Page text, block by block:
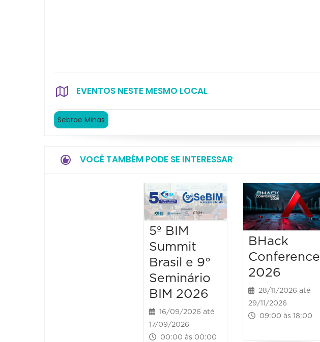
EVENTOS NESTE MESMO LOCAL
Sebrae Minas
VOCÊ TAMBÉM PODE SE INTERESSAR
5º BIM
Summit
Brasil e 9°
Seminário
BIM 2026
16/09/2026 até
17/09/2026
00:00 às 00:00
BHack
Conference
2026
28/11/2026 até
29/11/2026
09:00 às 18:00